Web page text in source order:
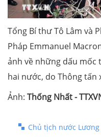
Tổng Bí thư Tô Lâm và
Pháp Emmanuel
ảnh về những dấu mốc
hai nước, do Thông tấn
Ảnh: Thống Nhất -
Chủ tịch nước